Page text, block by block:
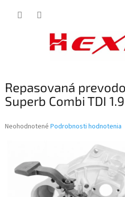
Repasovaná
Superb Combi TDI 1.9
Priemerné
hviezdičiek.
Neohodnotené Podrobnosti hodnotenia